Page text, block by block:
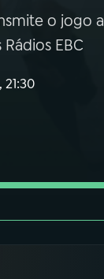
o jogo
EBC